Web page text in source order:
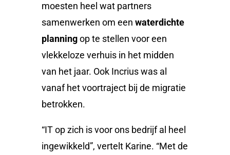
moesten heel wat partners
samenwerken om een waterdichte
planningop te stellen voor een
vlekkeloze verhuis in het midden
van het jaar. Ook Incrius was al
vanaf het voortraject bij de migratie
betrokken.
“IT op zich is voor ons bedrijf al heel
ingewikkeld”, vertelt Karine. “Met de